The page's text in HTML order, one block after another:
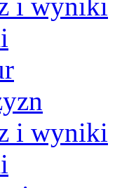
i wyniki